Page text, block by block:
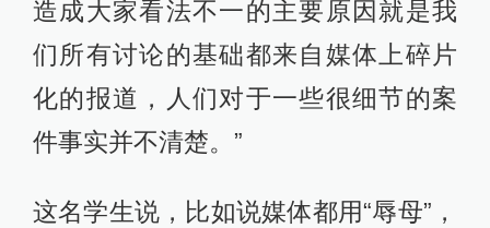
造成大家看法不一的主要原因就是我
们所有讨论的基础都来自媒体上碎片
化的报道，人们对于一些很细节的案
件事实并不清楚。”
这名学生说，比如说媒体都用“辱母”，